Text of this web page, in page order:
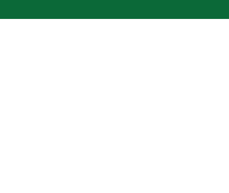
checkbox-
monthsCookie Consent plugin. The